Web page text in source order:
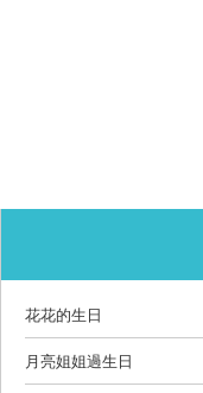
花花的生日
月亮姐姐過生日